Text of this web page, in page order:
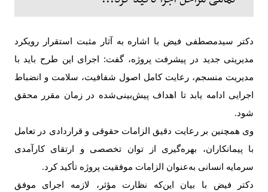
دکتر سیدمصطفی فیض با اشاره به آثار مثبت استقرار رویکرد
مدیریتی جدید در پیشرفت پروژه، گفت: اجرای این طرح باید با
مدیریت منسجم، رعایت کامل اصول شفافیت، سلامت و انضباط
اجرایی ادامه یابد تا اهداف پیش‌بینی‌شده در زمان مقرر محقق
شود.
وی همچنین بر رعایت دقیق الزامات حقوقی و قراردادی در تعامل
با پیمانکاران، بهره‌گیری از توان تخصصی و ارتقای کارآمدی
سرمایه انسانی به‌عنوان الزامات موفقیت پروژه تأکید کرد.
دکتر فیض با بیان این‌که نظارت مؤثر، لازمه اجرای موفق